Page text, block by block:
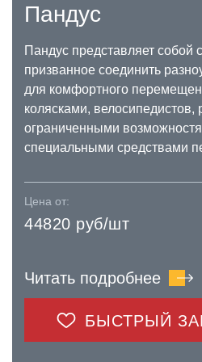
Пандус
Пандус представляет собой
призванное соединить
для комфортного
колясками,
ограниченными
специальными средствами
Цена от:
44820 руб/шт
Читать подробнее
БЫСТРЫЙ